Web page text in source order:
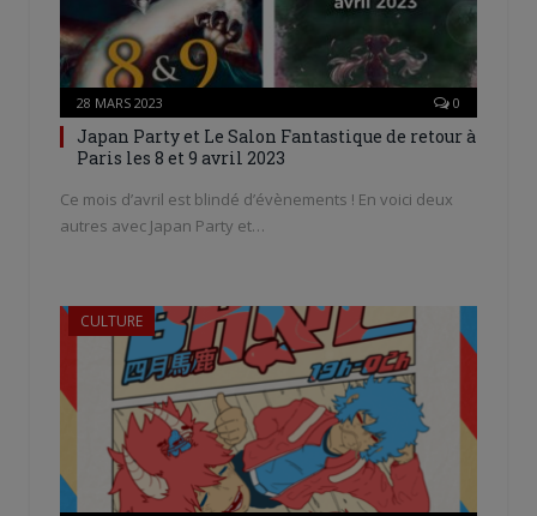
28 MARS 2023 0
Japan Party et Le Salon Fantastique de retour à
Paris les 8 et 9 avril 2023
Ce mois d’avril est blindé d’évènements ! En voici deux
autres avec Japan Party et…
CULTURE